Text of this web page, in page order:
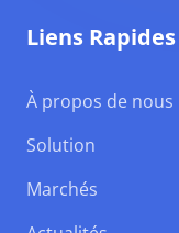
Liens Rapides
À propos de nous
Solution
Marchés